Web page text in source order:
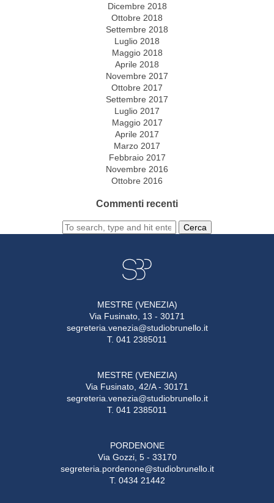
Dicembre 2018
Ottobre 2018
Settembre 2018
Luglio 2018
Maggio 2018
Aprile 2018
Novembre 2017
Ottobre 2017
Settembre 2017
Luglio 2017
Maggio 2017
Aprile 2017
Marzo 2017
Febbraio 2017
Novembre 2016
Ottobre 2016
Commenti recenti
Cerca
MESTRE (VENEZIA)
Via Fusinato, 13 - 30171
segreteria.venezia@studiobrunello.it
T. 041 2385011
MESTRE (VENEZIA)
Via Fusinato, 42/A - 30171
segreteria.venezia@studiobrunello.it
T. 041 2385011
PORDENONE
Via Gozzi, 5 - 33170
segreteria.pordenone@studiobrunello.it
T. 0434 21442